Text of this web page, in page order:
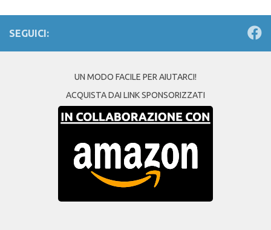
SEGUICI:
UN MODO FACILE PER AIUTARCI!
ACQUISTA DAI LINK SPONSORIZZATI